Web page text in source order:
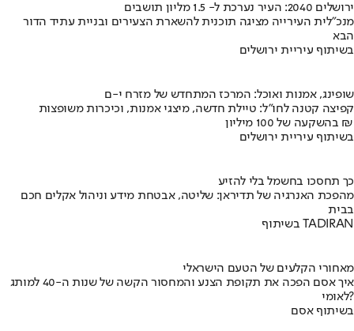
ירושלים 2040: העיר נערכת ל- 1.5 מליון תושבים
מנכ"לית העירייה מציגה תוכנית להשארת הצעירים ובניית עתיד הדור
הבא
בשיתוף עיריית ירושלים
שופינג, אמנות ואוכל: המרכז המתחדש של מזרח י-ם
קפיצה קטנה לחו"ל: טיילת חדשה, מיצגי אמנות, וכיכרות משופצות
בהשקעה של 100 מיליון ₪
בשיתוף עיריית ירושלים
כך תחסכו בחשמל בלי להזיע
מהפכת האנרגיה של תדיראן: שליטה, אבטחת מידע וניהול אקלים חכם
בבית
בשיתוף TADIRAN
מאחורי הקלעים של הטעם הישראלי
איך אסם הפכה את תקופת הצנע והמחסור הקשה של שנות ה-40 למותג
לאומי?
בשיתוף אסם